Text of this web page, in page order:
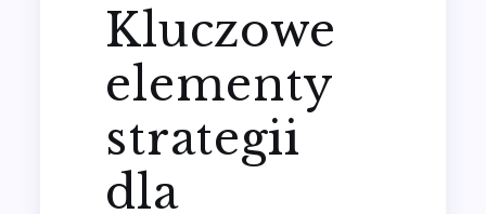
Kluczowe
elementy
strategii
dla